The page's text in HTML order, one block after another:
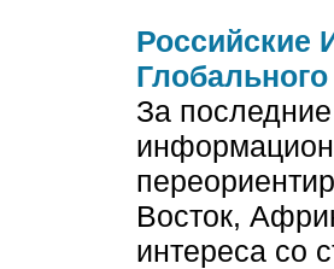
Российские
За
Восток,
интереса со